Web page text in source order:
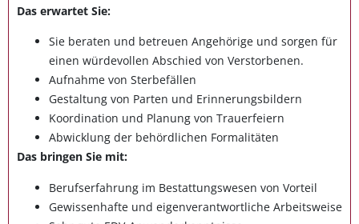
Das erwartet Sie:
Sie beraten und betreuen Angehörige und sorgen für
einen würdevollen Abschied von Verstorbenen.
Aufnahme von Sterbefällen
Gestaltung von Parten und Erinnerungsbildern
Koordination und Planung von Trauerfeiern
Abwicklung der behördlichen Formalitäten
Das bringen Sie mit:
Berufserfahrung im Bestattungswesen von Vorteil
Gewissenhafte und eigenverantwortliche Arbeitsweise